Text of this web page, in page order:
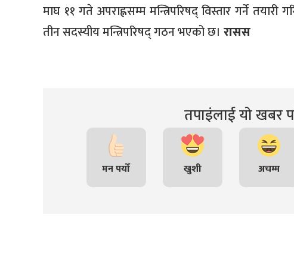
माघ ११ गते अपराह्नसम्म मन्त्रिपरिषद् विस्तार गर्ने
तीन सदस्यीय मन्त्रिपरिषद् गठन भएको छ। रासस
तपाइंलाई यो खबर
मन पर्यो खुशी अचम्म